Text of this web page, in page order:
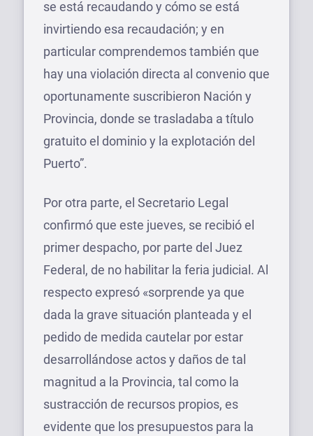
se está recaudando y cómo se está
invirtiendo esa recaudación; y en
particular comprendemos también que
hay una violación directa al convenio que
oportunamente suscribieron Nación y
Provincia, donde se trasladaba a título
gratuito el dominio y la explotación del
Puerto”.
Por otra parte, el Secretario Legal
confirmó que este jueves, se recibió el
primer despacho, por parte del Juez
Federal, de no habilitar la feria judicial. Al
respecto expresó «sorprende ya que
dada la grave situación planteada y el
pedido de medida cautelar por estar
desarrollándose actos y daños de tal
magnitud a la Provincia, tal como la
sustracción de recursos propios, es
evidente que los presupuestos para la